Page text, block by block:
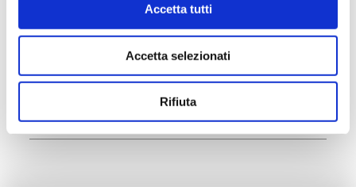
Accetta tutti
Accetta selezionati
Rifiuta
Alternativprodukte